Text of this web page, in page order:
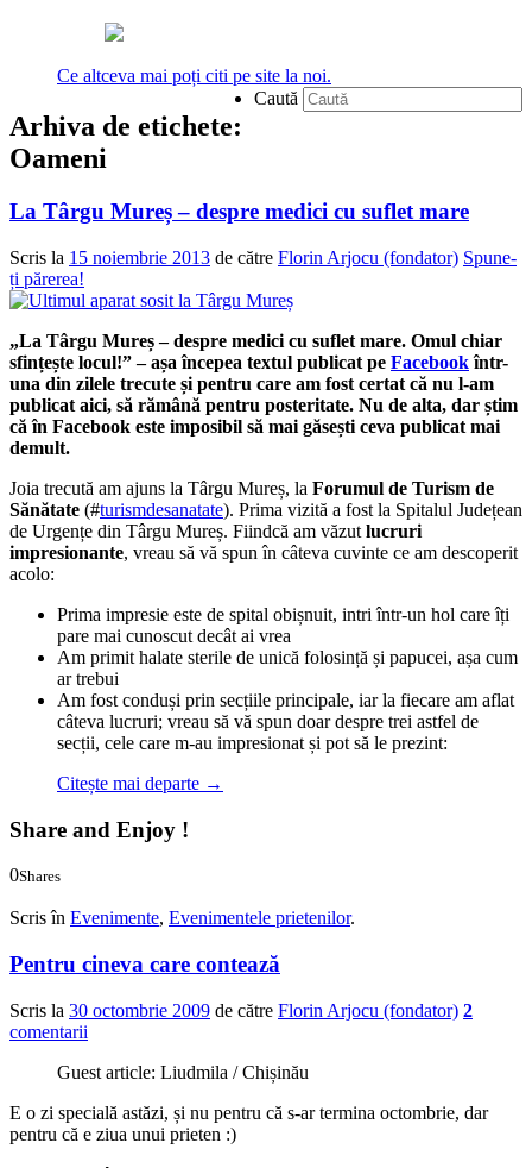
Ce altceva mai poți citi pe site la noi.
Caută
Arhiva de etichete:
Oameni
La Târgu Mureș – despre medici cu suflet mare
Scris la 15 noiembrie 2013 de către Florin Arjocu (fondator) Spune-
ți părerea!
„La Târgu Mureș – despre medici cu suflet mare. Omul chiar
sfințește locul!” – așa începea textul publicat pe Facebookîntr-
una din zilele trecute și pentru care am fost certat că nu l-am
publicat aici, să rămână pentru posteritate. Nu de alta, dar știm
că în Facebook este imposibil să mai găsești ceva publicat mai
demult.
Joia trecută am ajuns la Târgu Mureș, la Forumul de Turism de
Sănătate (#turismdesanatate). Prima vizită a fost la Spitalul Județean
de Urgențe din Târgu Mureș. Fiindcă am văzut lucruri
impresionante, vreau să vă spun în câteva cuvinte ce am descoperit
acolo:
Prima impresie este de spital obișnuit, intri într-un hol care îți
pare mai cunoscut decât ai vrea
Am primit halate sterile de unică folosință și papucei, așa cum
ar trebui
Am fost conduși prin secțiile principale, iar la fiecare am aflat
câteva lucruri; vreau să vă spun doar despre trei astfel de
secții, cele care m-au impresionat și pot să le prezint:
Citește mai departe →
Share and Enjoy !
0Shares
Scris în Evenimente, Evenimentele prietenilor.
Pentru cineva care contează
Scris la 30 octombrie 2009 de către Florin Arjocu (fondator) 2
comentarii
Guest article: Liudmila / Chișinău
E o zi specială astăzi, și nu pentru că s-ar termina octombrie, dar
pentru că e ziua unui prieten :)